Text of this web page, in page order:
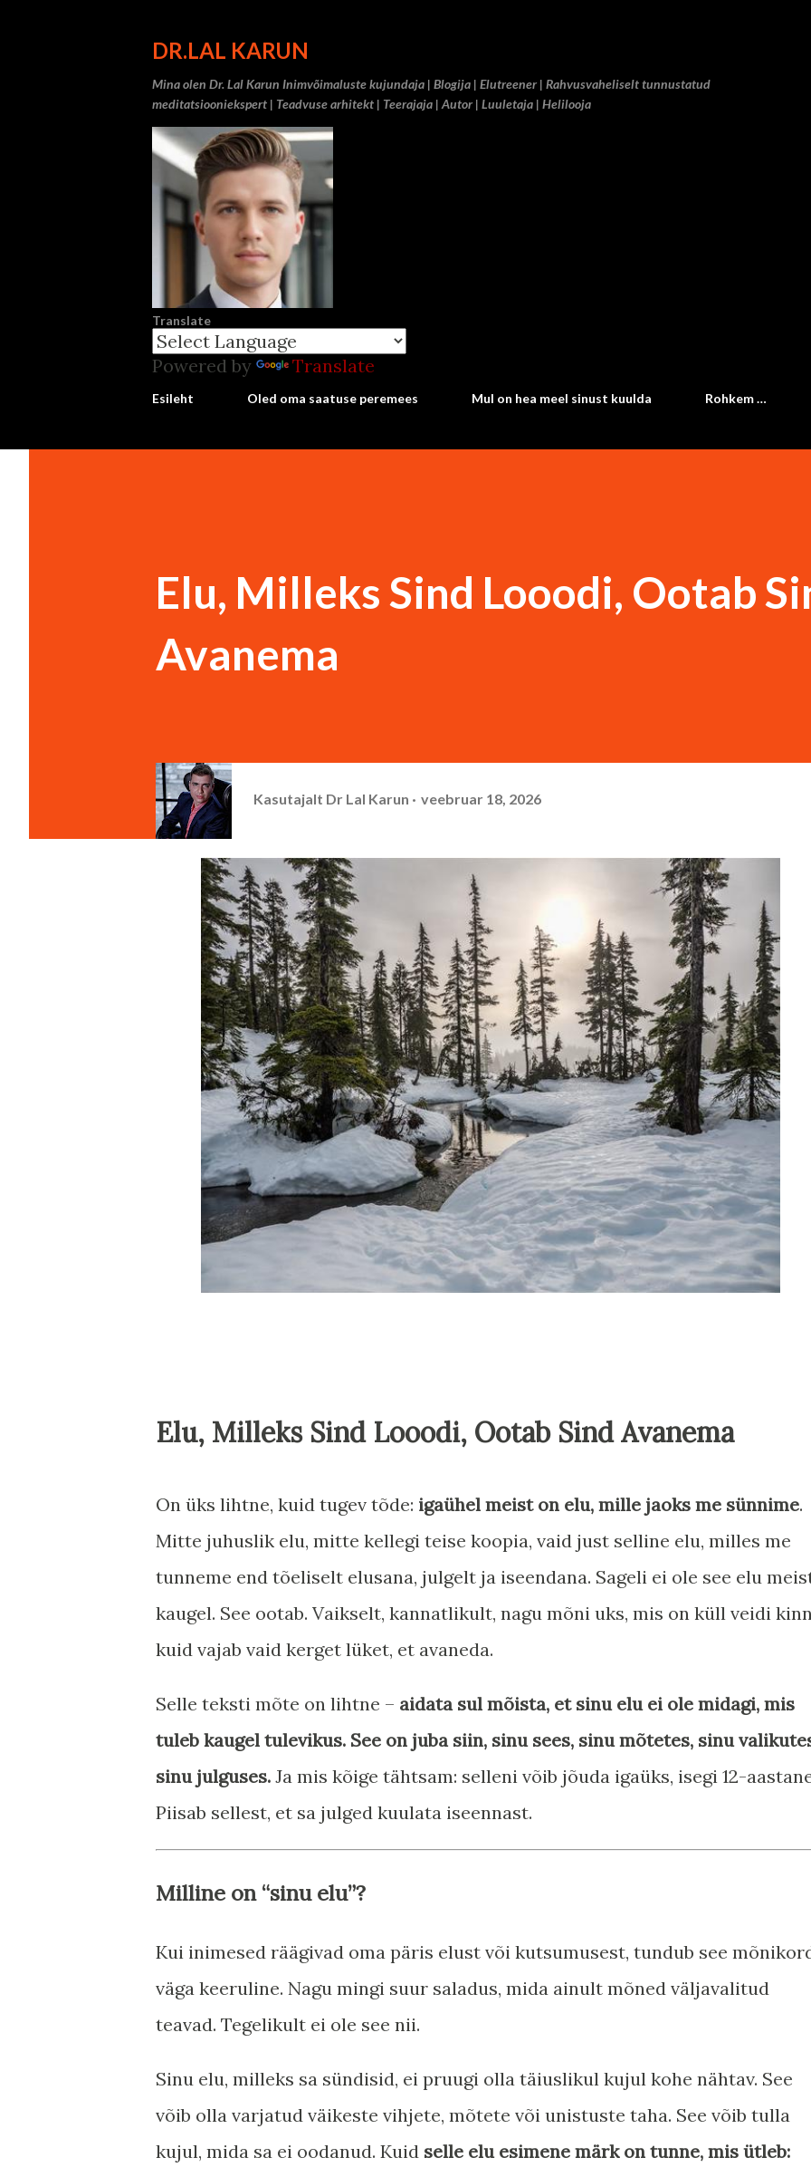
DR.LAL KARUN
Mina olen Dr. Lal Karun Inimvõimaluste kujundaja | Blogija | Elutreener | Rahvusvaheliselt tunnustatud
meditatsiooniekspert | Teadvuse arhitekt | Teerajaja | Autor | Luuletaja | Helilooja
Translate
Powered by Translate
Esileht Oled oma saatuse peremees Mul on hea meel sinust kuulda Rohkem …
Elu, Milleks Sind Looodi, Ootab
Avanema
Kasutajalt Dr Lal Karun veebruar 18, 2026
Elu, Milleks Sind Looodi, Ootab Sind Avanema
On üks lihtne, kuid tugev tõde: igaühel meist on elu, mille jaoks me sünnime.
Mitte juhuslik elu, mitte kellegi teise koopia, vaid just selline elu, milles me
tunneme end tõeliselt elusana, julgelt ja iseendana. Sageli ei ole see elu
kaugel. See ootab. Vaikselt, kannatlikult, nagu mõni uks, mis on küll veidi
kuid vajab vaid kerget lüket, et avaneda.
Selle teksti mõte on lihtne – aidata sul mõista, et sinu elu ei ole midagi, mis
tuleb kaugel tulevikus. See on juba siin, sinu sees, sinu mõtetes, sinu
sinu julguses. Ja mis kõige tähtsam: selleni võib jõuda igaüks, isegi 12-
Piisab sellest, et sa julged kuulata iseennast.
Milline on “sinu elu”?
Kui inimesed räägivad oma päris elust või kutsumusest, tundub see
väga keeruline. Nagu mingi suur saladus, mida ainult mõned väljavalitud
teavad. Tegelikult ei ole see nii.
Sinu elu, milleks sa sündisid, ei pruugi olla täiuslikul kujul kohe nähtav. See
võib olla varjatud väikeste vihjete, mõtete või unistuste taha. See võib tulla
kujul, mida sa ei oodanud. Kuid selle elu esimene märk on tunne, mis ütleb: